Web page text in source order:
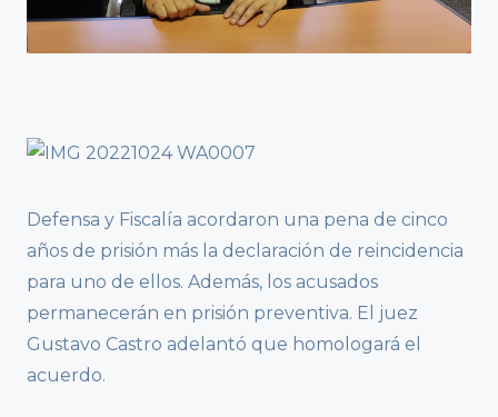
Defensa y Fiscalía acordaron una pena de cinco
años de prisión más la declaración de reincidencia
para uno de ellos. Además, los acusados
permanecerán en prisión preventiva. El juez
Gustavo Castro adelantó que homologará el
acuerdo.